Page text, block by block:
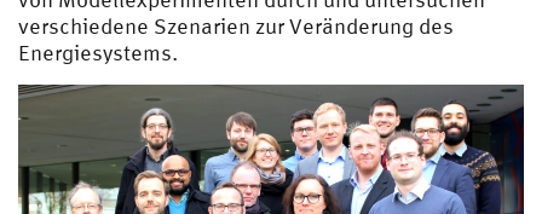
verschiedene Szenarien zur Veränderung des
Energiesystems.